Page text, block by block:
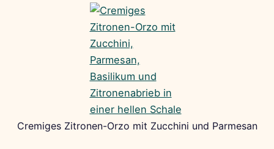
Cremiges Zitronen-Orzo mit Zucchini und Parmesan